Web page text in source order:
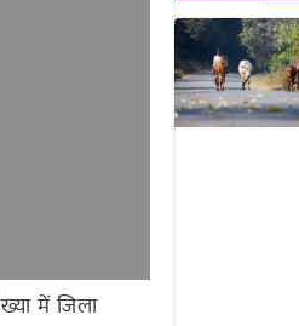
में जिला